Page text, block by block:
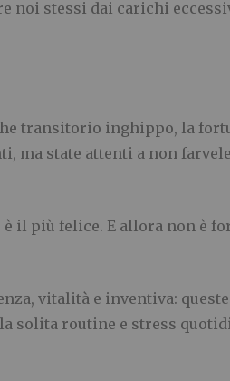
noi stessi dai carichi
transitorio inghippo, la
ma state attenti a non
il più felice. E allora non è
vitalità e inventiva:
solita routine e stress